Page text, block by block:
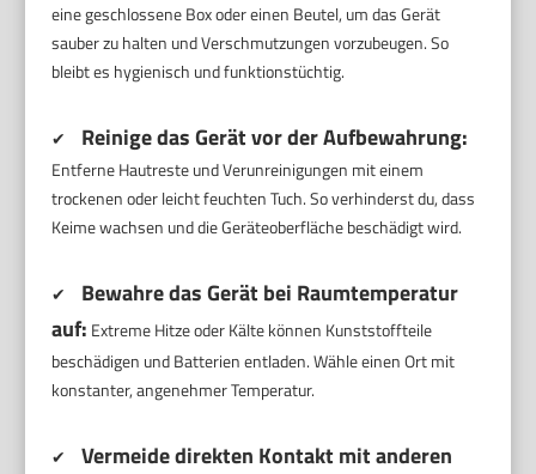
eine geschlossene Box oder einen Beutel, um das Gerät
sauber zu halten und Verschmutzungen vorzubeugen. So
bleibt es hygienisch und funktionstüchtig.
✔ Reinige das Gerät vor der Aufbewahrung:
Entferne Hautreste und Verunreinigungen mit einem
trockenen oder leicht feuchten Tuch. So verhinderst du, dass
Keime wachsen und die Geräteoberfläche beschädigt wird.
✔
Bewahre das Gerät bei Raumtemperatur
auf: Extreme Hitze oder Kälte können Kunststoffteile
beschädigen und Batterien entladen. Wähle einen Ort mit
konstanter, angenehmer Temperatur.
✔
Vermeide direkten Kontakt mit anderen